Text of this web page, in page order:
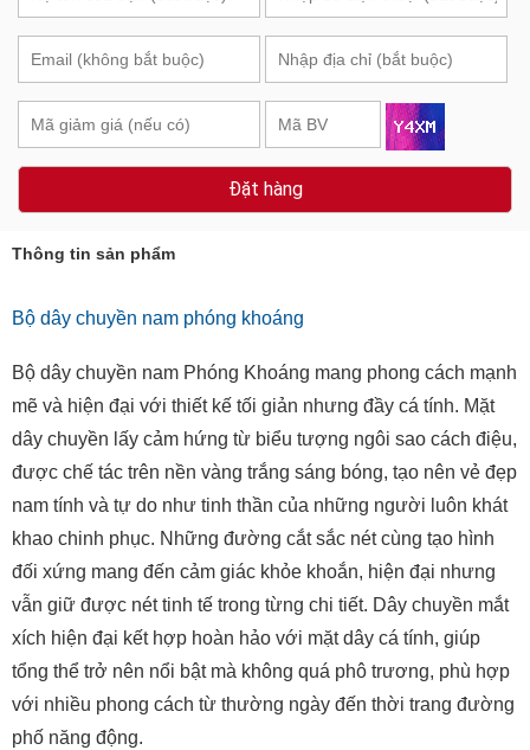
Đặt hàng
Thông tin sản phẩm
Bộ dây chuyền nam phóng khoáng
Bộ dây chuyền nam Phóng Khoáng mang phong cách mạnh
mẽ và hiện đại với thiết kế tối giản nhưng đầy cá tính. Mặt
dây chuyền lấy cảm hứng từ biểu tượng ngôi sao cách điệu,
được chế tác trên nền vàng trắng sáng bóng, tạo nên vẻ đẹp
nam tính và tự do như tinh thần của những người luôn khát
khao chinh phục. Những đường cắt sắc nét cùng tạo hình
đối xứng mang đến cảm giác khỏe khoắn, hiện đại nhưng
vẫn giữ được nét tinh tế trong từng chi tiết. Dây chuyền mắt
xích hiện đại kết hợp hoàn hảo với mặt dây cá tính, giúp
tổng thể trở nên nổi bật mà không quá phô trương, phù hợp
với nhiều phong cách từ thường ngày đến thời trang đường
phố năng động.